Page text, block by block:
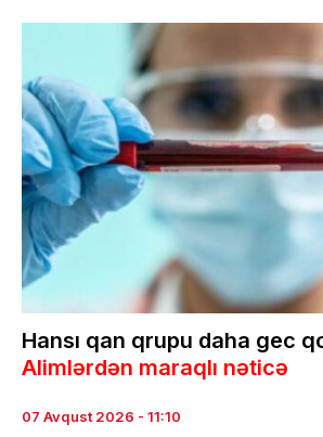
Hansı qan qrupu daha gec
Alimlərdən maraqlı nəticə
07 Avqust 2026 - 11:10